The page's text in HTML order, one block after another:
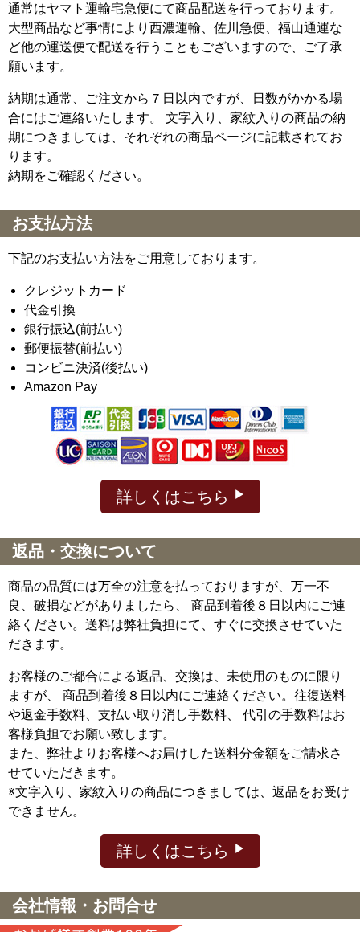
通常はヤマト運輸宅急便にて商品配送を行っております。
大型商品など事情により西濃運輸、佐川急便、福山通運な
ど他の運送便で配送を行うこともございますので、ご了承
願います。
納期は通常、ご注文から７日以内ですが、日数がかかる場
合にはご連絡いたします。 文字入り、家紋入りの商品の納
期につきましては、それぞれの商品ページに記載されてお
ります。
納期をご確認ください。
お支払方法
下記のお支払い方法をご用意しております。
クレジットカード
代金引換
銀行振込(前払い)
郵便振替(前払い)
コンビニ決済(後払い)
Amazon Pay
詳しくはこちら
返品・交換について
商品の品質には万全の注意を払っておりますが、万一不
良、破損などがありましたら、 商品到着後８日以内にご連
絡ください。送料は弊社負担にて、すぐに交換させていた
だきます。
お客様のご都合による返品、交換は、未使用のものに限り
ますが、
商品到着後８日以内にご連絡ください。往復送料
や返金手数料、支払い取り消し手数料、 代引の手数料はお
客様負担でお願い致します。
また、弊社よりお客様へお届けした送料分金額をご請求さ
せていただきます。
※文字入り、家紋入りの商品につきましては、返品をお受け
できません。
詳しくはこちら
会社情報・お問合せ